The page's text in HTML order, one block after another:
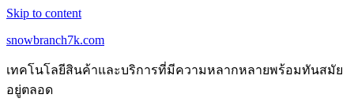
Skip to content
snowbranch7k.com
เทคโนโลยีสินค้าและบริการที่มีความหลากหลายพร้อมทันสมัย
อยู่ตลอด